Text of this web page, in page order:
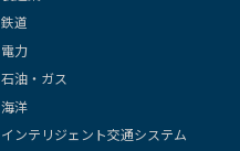
鉄道
電力
石油・ガス
海洋
インテリジェント交通システム